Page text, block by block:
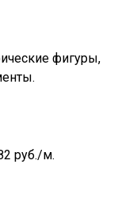
фигуры,
руб./м.